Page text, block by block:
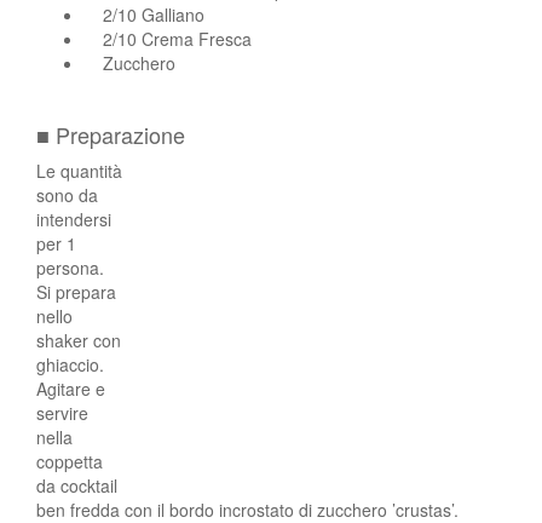
2/10 Galliano
2/10 Crema Fresca
Zucchero
■ Preparazione
Le quantità
sono da
intendersi
per 1
persona.
Si prepara
nello
shaker con
ghiaccio.
Agitare e
servire
nella
coppetta
da cocktail
ben fredda con il bordo incrostato di zucchero ’crustas’.